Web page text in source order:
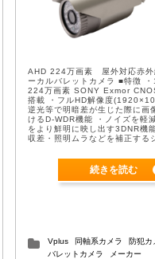
AHD 224万画素 屋外対応赤外
ーカルバレットカメラ ■特徴
224万画素 SONY Exmor
搭載 ・フルHD解像度
逆光等で明暗差が生じた際に画
けるD-WDR機能 ・ノイズを軽
をより鮮明に映し出す3DNR機
収差・照明ムラなどを補正する
続きを読む
Vplus 同軸系カメラ
防犯カ
バレットカメラ
メーカー